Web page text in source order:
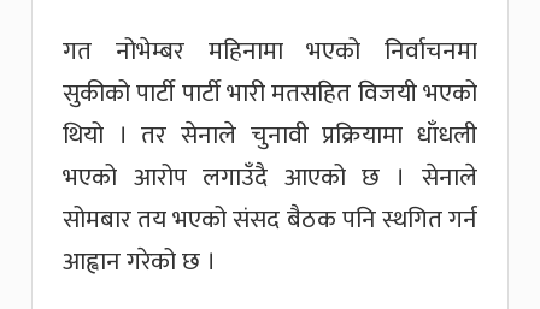
गत नोभेम्बर महिनामा भएको निर्वाचनमा
सुकीको पार्टी पार्टी भारी मतसहित विजयी भएको
थियो । तर सेनाले चुनावी प्रक्रियामा धाँधली
भएको आरोप लगाउँदै आएको छ । सेनाले
सोमबार तय भएको संसद बैठक पनि स्थगित गर्न
आह्वान गरेको छ ।